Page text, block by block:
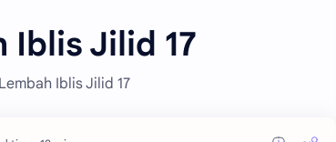
Iblis Jilid 17
Iblis Jilid 17